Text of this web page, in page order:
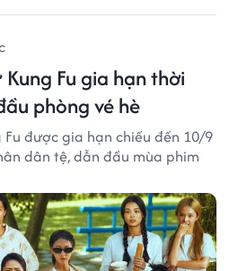
Fu gia hạn thời
phòng vé hè
được gia hạn chiếu đến 10/9
dân tệ, dẫn đầu mùa phim